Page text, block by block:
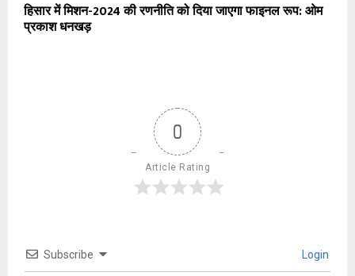
हिसार में मिशन-2024 की रणनीति को दिया जाएगा फाइनल रूप: ओम
प्रकाश धनखड़
0
Article Rating
Subscribe Login